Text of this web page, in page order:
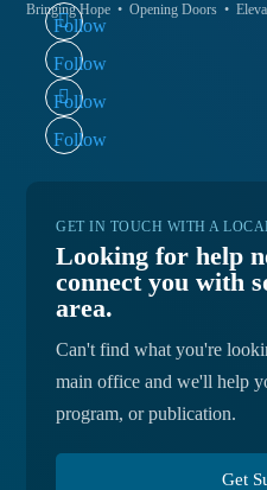
Bringing Hope • Opening Doors •
Follow
Follow
Follow
Follow
GET IN TOUCH WITH A
Looking for help
connect you with
area.
Can't find what you're
main office and we'll help
program, or publication.
Get